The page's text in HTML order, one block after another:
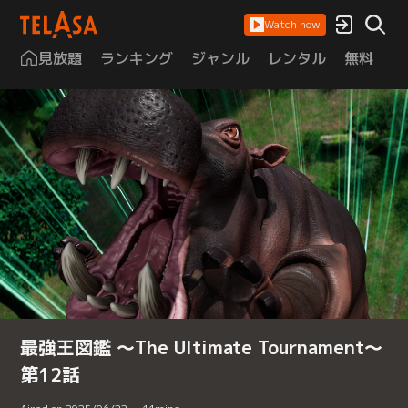
Watch now
見放題 ランキング ジャンル レンタル 無料
最強王図鑑 ～The Ultimate Tournament～
第12話